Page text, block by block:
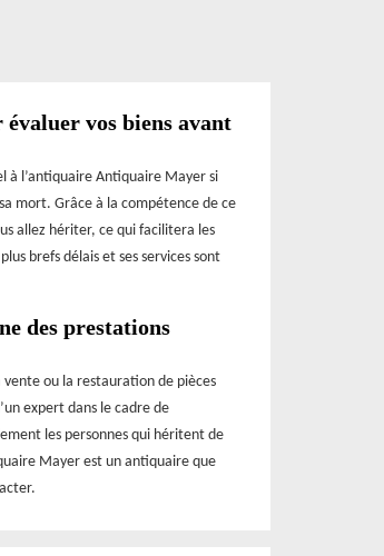
vos biens avant
à l’antiquaire Antiquaire Mayer si
mort. Grâce à la compétence de ce
allez hériter, ce qui facilitera les
brefs délais et ses services sont
des prestations
vente ou la restauration de pièces
expert dans le cadre de
les personnes qui héritent de
Mayer est un antiquaire que